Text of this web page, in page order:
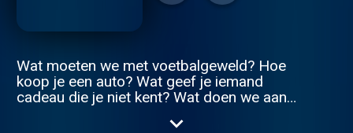
Wat moeten we met voetbalgeweld? Hoe
koop je een auto? Wat geef je iemand
cadeau die je niet kent? Wat doen we aan
eigenlijk op tijd? De wereld is gevuld met